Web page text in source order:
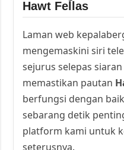
Hawt Fellas
Laman web
mengemaskini siri
sejurus selepas
memastikan pautan
berfungsi dengan
sebarang detik
platform kami untuk
seterusnya.